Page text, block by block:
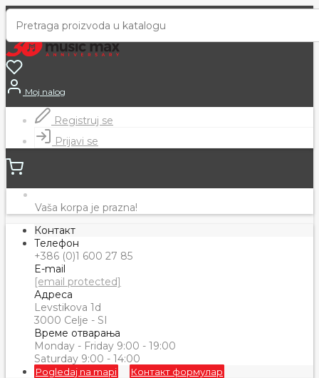
Moj nalog
Registruj se
Prijavi se
Vaša korpa je prazna!
Контакт
Телефон
+386 (0)1 600 27 85
E-mail
[email protected]
Адреса
Levstikova 1d
3000 Celje - SI
Време отварања
Monday - Friday 9:00 - 19:00
Saturday 9:00 - 14:00
Pogledaj na mapi Контакт формулар